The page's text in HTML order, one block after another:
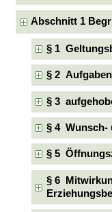
Abschnitt 1
§ 1
§ 2
§ 3
§ 4 Wunsch-
§ 5
§ 6